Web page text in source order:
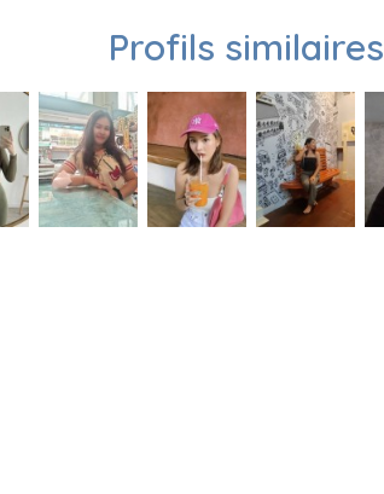
Profils similaires